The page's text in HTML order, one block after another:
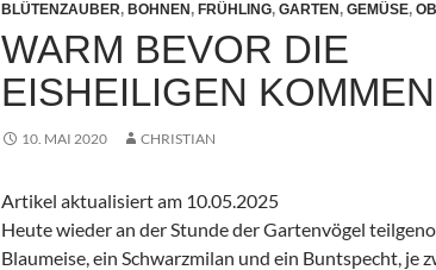
BLÜTENZAUBER, BOHNEN , FRÜHLING, GARTEN , GEMÜSE,
WARM BEVOR DIE
EISHEILIGEN KOMMEN
10. MAI 2020 CHRISTIAN
Artikel aktualisiert am 10.05.2025
Heute wieder an der Stunde der Gartenvögel
Blaumeise, ein Schwarzmilan und ein Buntspecht, je